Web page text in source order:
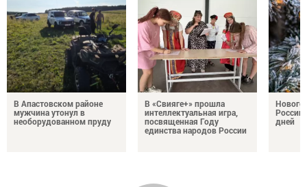
В Апастовском районе
мужчина утонул в
необорудованном пруду
В «Свияге+» прошла
интеллектуальная игра,
посвященная Году
единства народов России
России
дней